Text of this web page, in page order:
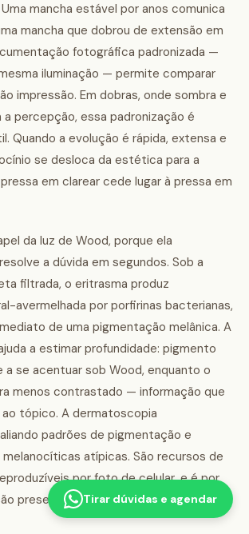
mancha estável por anos comunica
mancha que dobrou de extensão em
fotográfica padronizada —
iluminação — permite comparar
impressão. Em dobras, onde sombra e
percepção, essa padronização é
Quando a evolução é rápida, extensa e
se desloca da estética para a
em clarear cede lugar à pressa em
da luz de Wood, porque ela
a dúvida em segundos. Sob a
filtrada, o eritrasma produz
avermelhada por porfirinas bacterianas,
de uma pigmentação melânica. A
a estimar profundidade: pigmento
se acentuar sob Wood, enquanto o
menos contrastado — informação que
tópico. A dermatoscopia
padrões de pigmentação e
atípicas. São recursos de
por foto de celular, e é por
presencial muda a conduta de forma
Tirar dúvidas e agendar